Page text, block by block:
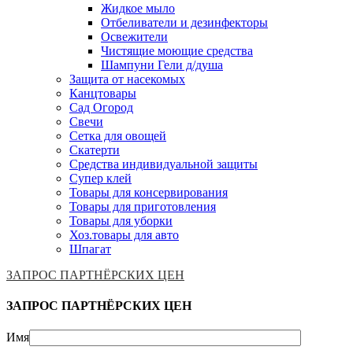
Жидкое мыло
Отбеливатели и дезинфекторы
Освежители
Чистящие моющие средства
Шампуни Гели д/душа
Защита от насекомых
Канцтовары
Сад Огород
Свечи
Сетка для овощей
Скатерти
Средства индивидуальной защиты
Супер клей
Товары для консервирования
Товары для приготовления
Товары для уборки
Хоз.товары для авто
Шпагат
ЗАПРОС ПАРТНЁРСКИХ ЦЕН
ЗАПРОС ПАРТНЁРСКИХ ЦЕН
Имя